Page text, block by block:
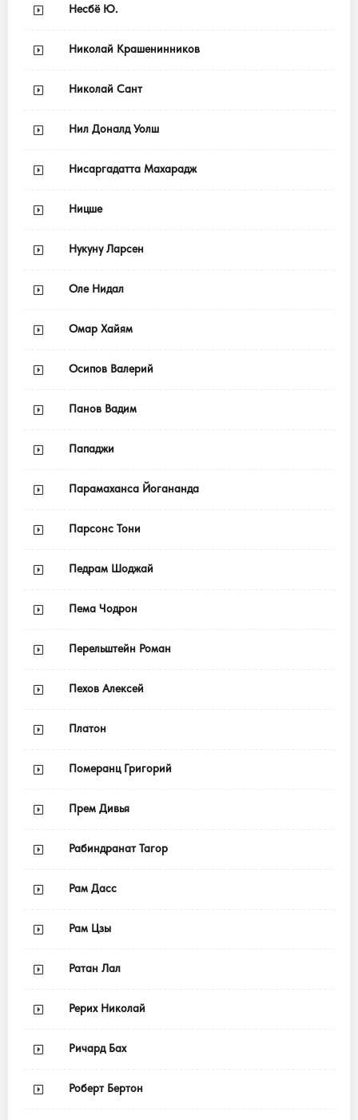
Несбё Ю.
Николай Крашенинников
Николай Сант
Нил Доналд Уолш
Нисаргадатта Махарадж
Ницше
Нукуну Ларсен
Оле Нидал
Омар Хайям
Осипов Валерий
Панов Вадим
Пападжи
Парамаханса Йогананда
Парсонс Тони
Педрам Шоджай
Пема Чодрон
Перельштейн Роман
Пехов Алексей
Платон
Померанц Григорий
Прем Дивья
Рабиндранат Тагор
Рам Дасс
Рам Цзы
Ратан Лал
Рерих Николай
Ричард Бах
Роберт Бертон